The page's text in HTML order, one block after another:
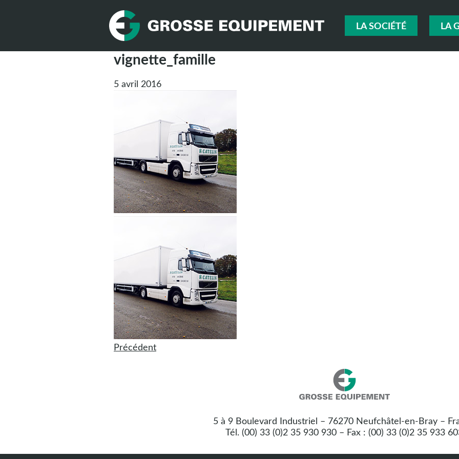
LA SOCIÉTÉ LA
vignette_famille
5 avril 2016
Précédent
coordonnées
Equipement
5 à 9 Boulevard Industriel – 76270 Neufchâtel-en-Bray –
Tél. (00) 33 (0)2 35 930 930 – Fax : (00) 33 (0)2 35 933